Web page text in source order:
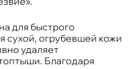
для быстрого
сухой, огрубевшей кожи
удаляет
Благодаря